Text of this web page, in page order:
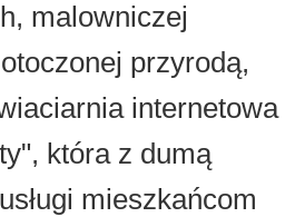
malowniczej
przyrodą,
internetowa
która z dumą
mieszkańcom